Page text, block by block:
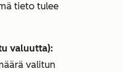
tieto tulee
valuutta):
valitun